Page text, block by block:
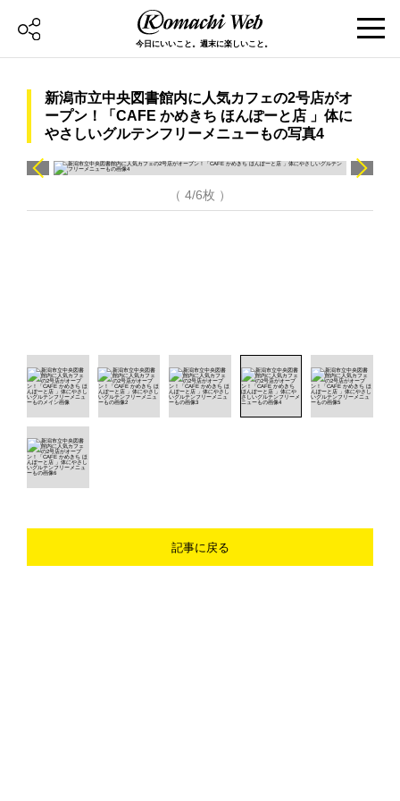
今日にいいこと。週末に楽しいこと。
新潟市立中央図書館内に人気カフェの2号店がオ
ープン！「CAFE かめきち ほんぽーと店 」体に
やさしいグルテンフリーメニューもの写真4
（ 4/6枚 ）
記事に戻る